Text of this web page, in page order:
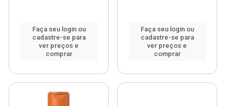
Faça seu login ou
cadastre-se para
ver preços e
comprar
Faça seu login ou
cadastre-se para
ver preços e
comprar